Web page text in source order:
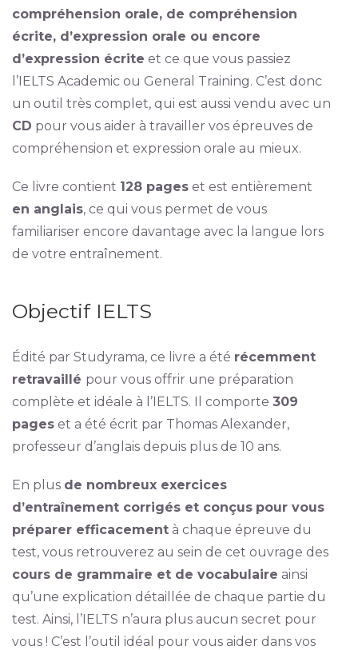
compréhension orale, de compréhension
écrite, d’expression orale ou encore
d’expression écrite et ce que vous passiez
l’IELTS Academic ou General Training. C’est donc
un outil très complet, qui est aussi vendu avec un
CD pour vous aider à travailler vos épreuves de
compréhension et expression orale au mieux.
Ce livre contient 128 pageset est entièrement
en anglais, ce qui vous permet de vous
familiariser encore davantage avec la langue lors
de votre entraînement.
Objectif IELTS
Édité par Studyrama, ce livre a été récemment
retravaillé pour vous offrir une préparation
complète et idéale à l’IELTS. Il comporte 309
pageset a été écrit par Thomas Alexander,
professeur d’anglais depuis plus de 10 ans.
En plus de nombreux exercices
d’entraînement corrigés et conçus pour vous
préparer efficacementà chaque épreuve du
test, vous retrouverez au sein de cet ouvrage des
cours de grammaire et de vocabulaire ainsi
qu’une explication détaillée de chaque partie du
test. Ainsi, l’IELTS n’aura plus aucun secret pour
vous ! C’est l’outil idéal pour vous aider dans vos